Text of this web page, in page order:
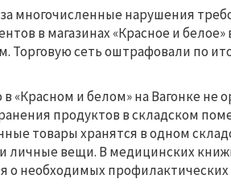
многочисленные нарушения
в магазинах «Красное и
Торговую сеть оштрафовали по
«Красном и белом» на Вагонке не
продуктов в складском
товары хранятся в одном
личные вещи. В медицинских
о необходимых профилактических